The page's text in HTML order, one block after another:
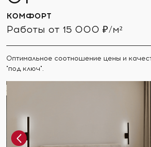
КОМФОРТ
Работы от 15 000 ₽/м²
Оптимальное соотношение цены и
"под ключ".